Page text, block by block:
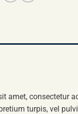
amet, consectetur
turpis, vel